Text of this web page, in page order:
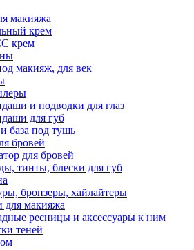
макияжа
крем
крем
макияж, для век
и подводки для глаз
для губ
база под тушь
бровей
для бровей
тинты, блески для губ
бронзеры, хайлайтеры
для макияжа
ресницы и аксессуары к ним
теней